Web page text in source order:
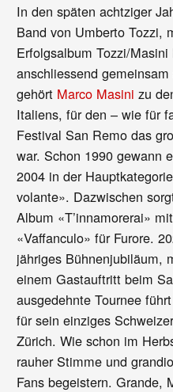
In den späten achtziger
Band von Umberto Tozzi,
Erfolgsalbum Tozzi/Masini
anschliessend
gehört Marco Masini zu
Italiens, für den – wie für
Festival San Remo das
war. Schon 1990 gewann
2004 in der
volante». Dazwischen
Album «T’innamorerai»
«Vaffanculo» für Furore.
jähriges Bühnenjubiläum,
einem Gastauftritt beim
ausgedehnte Tournee
für sein einziges
Zürich. Wie schon im
rauher Stimme und
Fans begeistern. Grande,